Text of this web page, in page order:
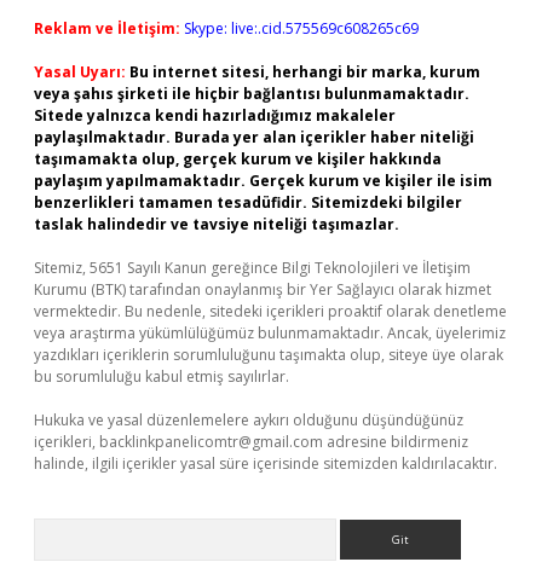
Reklam ve İletişim: Skype: live:.cid.575569c608265c69
Yasal Uyarı: Bu internet sitesi, herhangi bir marka, kurum
veya şahıs şirketi ile hiçbir bağlantısı bulunmamaktadır.
Sitede yalnızca kendi hazırladığımız makaleler
paylaşılmaktadır. Burada yer alan içerikler haber niteliği
taşımamakta olup, gerçek kurum ve kişiler hakkında
paylaşım yapılmamaktadır. Gerçek kurum ve kişiler ile isim
benzerlikleri tamamen tesadüfidir. Sitemizdeki bilgiler
taslak halindedir ve tavsiye niteliği taşımazlar.
Sitemiz, 5651 Sayılı Kanun gereğince Bilgi Teknolojileri ve İletişim
Kurumu (BTK) tarafından onaylanmış bir Yer Sağlayıcı olarak hizmet
vermektedir. Bu nedenle, sitedeki içerikleri proaktif olarak denetleme
veya araştırma yükümlülüğümüz bulunmamaktadır. Ancak, üyelerimiz
yazdıkları içeriklerin sorumluluğunu taşımakta olup, siteye üye olarak
bu sorumluluğu kabul etmiş sayılırlar.
Hukuka ve yasal düzenlemelere aykırı olduğunu düşündüğünüz
içerikleri, backlinkpanelicomtr@gmail.com adresine bildirmeniz
halinde, ilgili içerikler yasal süre içerisinde sitemizden kaldırılacaktır.